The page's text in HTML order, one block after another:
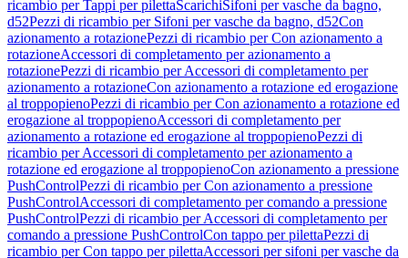
ricambio per Tappi per pilettaScarichiSifoni per vasche da bagno,
d52Pezzi di ricambio per Sifoni per vasche da bagno, d52Con
azionamento a rotazionePezzi di ricambio per Con azionamento a
rotazioneAccessori di completamento per azionamento a
rotazionePezzi di ricambio per Accessori di completamento per
azionamento a rotazioneCon azionamento a rotazione ed erogazione
al troppopienoPezzi di ricambio per Con azionamento a rotazione ed
erogazione al troppopienoAccessori di completamento per
azionamento a rotazione ed erogazione al troppopienoPezzi di
ricambio per Accessori di completamento per azionamento a
rotazione ed erogazione al troppopienoCon azionamento a pressione
PushControlPezzi di ricambio per Con azionamento a pressione
PushControlAccessori di completamento per comando a pressione
PushControlPezzi di ricambio per Accessori di completamento per
comando a pressione PushControlCon tappo per pilettaPezzi di
ricambio per Con tappo per pilettaAccessori per sifoni per vasche da